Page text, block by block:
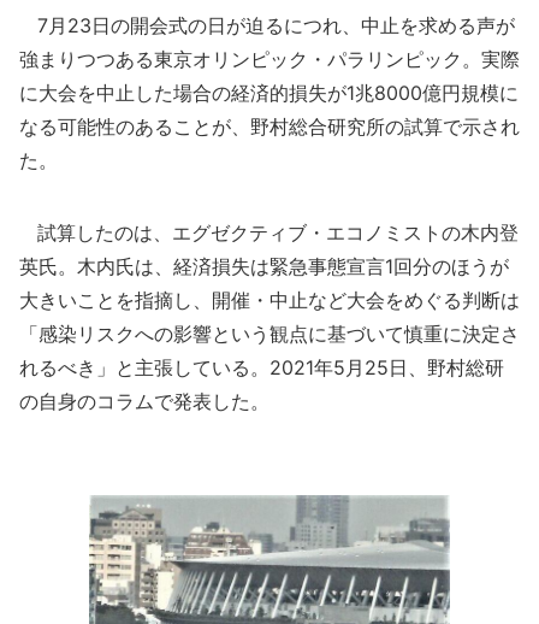
7月23日の開会式の日が迫るにつれ、中止を求める声が
強まりつつある東京オリンピック・パラリンピック。実際
に大会を中止した場合の経済的損失が1兆8000億円規模に
なる可能性のあることが、野村総合研究所の試算で示され
た。
試算したのは、エグゼクティブ・エコノミストの木内登
英氏。木内氏は、経済損失は緊急事態宣言1回分のほうが
大きいことを指摘し、開催・中止など大会をめぐる判断は
「感染リスクへの影響という観点に基づいて慎重に決定さ
れるべき」と主張している。2021年5月25日、野村総研
の自身のコラムで発表した。